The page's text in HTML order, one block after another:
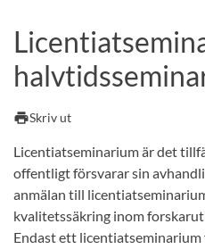
Andra söktjänster
Kurser och program
printSkriv ut
Licentiatseminarium är det
offentligt försvarar sin
anmälan till
kvalitetssäkring inom
Endast ett licentiatseminarium